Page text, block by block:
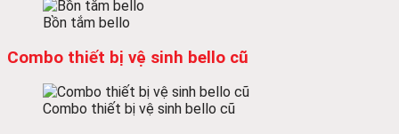
Bồn tắm bello
Combo thiết bị vệ sinh bello cũ
Combo thiết bị vệ sinh bello cũ